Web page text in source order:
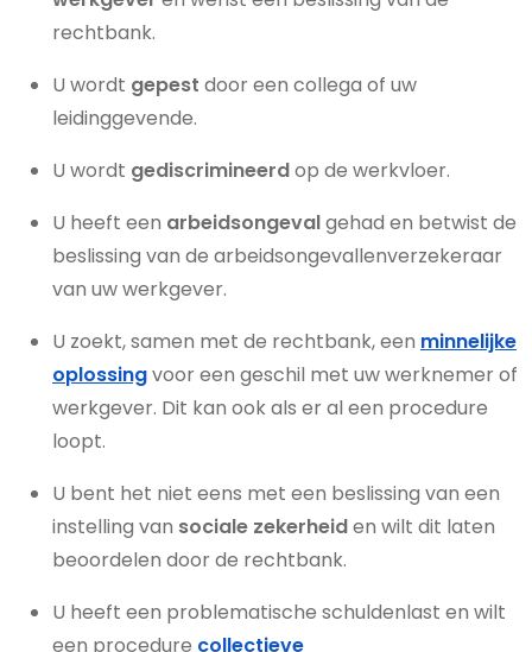
rechtbank.
U wordt gepest door een collega of uw
leidinggevende.
U wordt gediscrimineerdop de werkvloer.
U heeft een arbeidsongevalgehad en betwist de
beslissing van de arbeidsongevallenverzekeraar
van uw werkgever.
U zoekt, samen met de rechtbank, een minnelijke
oplossingvoor een geschil met uw werknemer of
werkgever. Dit kan ook als er al een procedure
loopt.
U bent het niet eens met een beslissing van een
instelling van sociale zekerheiden wilt dit laten
beoordelen door de rechtbank.
U heeft een problematische schuldenlast en wilt
een procedure collectieve